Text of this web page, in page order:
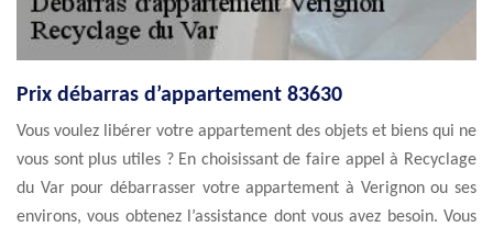
Prix débarras d’appartement 83630
Vous voulez libérer votre appartement des objets et biens qui ne
vous sont plus utiles ? En choisissant de faire appel à Recyclage
du Var pour débarrasser votre appartement à Verignon ou ses
environs, vous obtenez l’assistance dont vous avez besoin. Vous